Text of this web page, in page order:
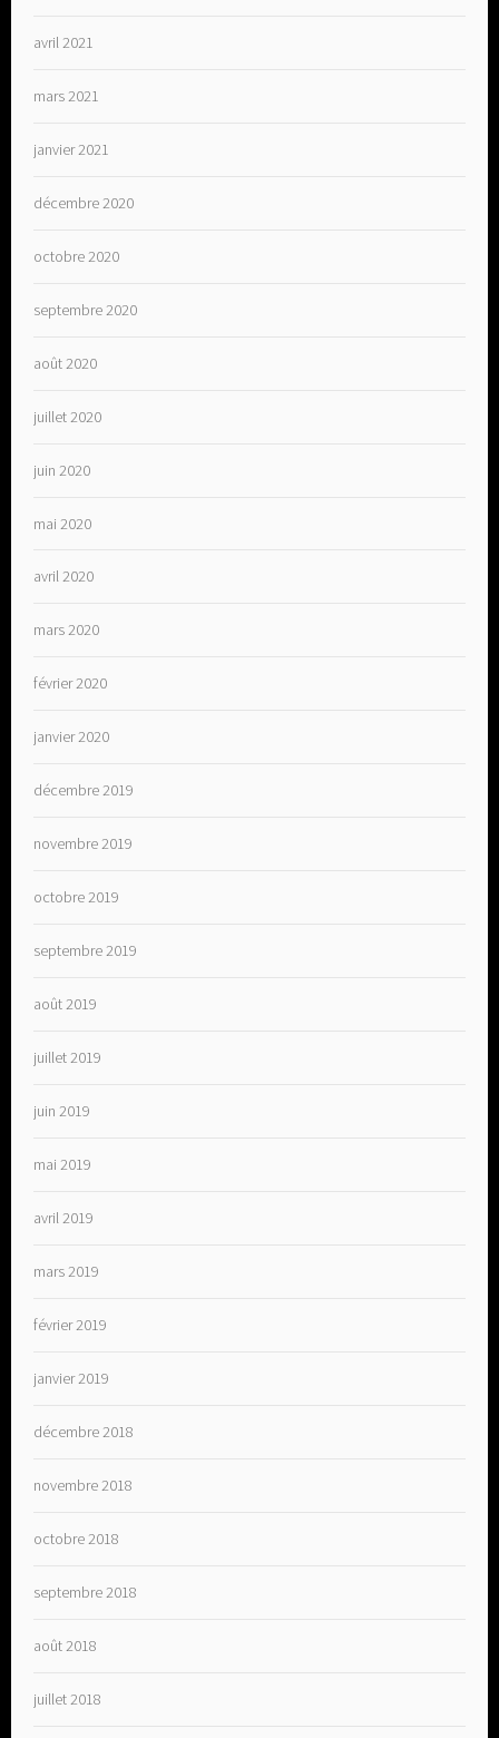
avril 2021
mars 2021
janvier 2021
décembre 2020
octobre 2020
septembre 2020
août 2020
juillet 2020
juin 2020
mai 2020
avril 2020
mars 2020
février 2020
janvier 2020
décembre 2019
novembre 2019
octobre 2019
septembre 2019
août 2019
juillet 2019
juin 2019
mai 2019
avril 2019
mars 2019
février 2019
janvier 2019
décembre 2018
novembre 2018
octobre 2018
septembre 2018
août 2018
juillet 2018